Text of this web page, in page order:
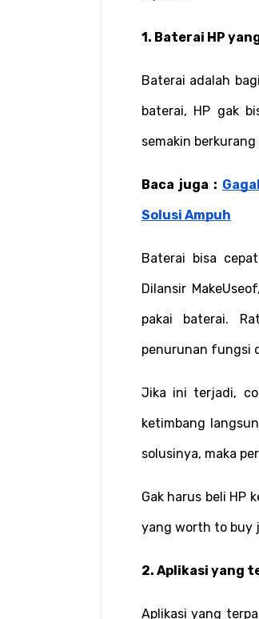
1. Baterai HP
Baterai adalah
baterai, HP gak
semakin
Baca juga :
Solusi Ampuh
Baterai bisa
Dilansir
pakai baterai.
penurunan fungsi
Jika ini terjadi,
ketimbang
solusinya, maka
Gak harus beli HP
yang worth to buy
2. Aplikasi yang
Aplikasi yang